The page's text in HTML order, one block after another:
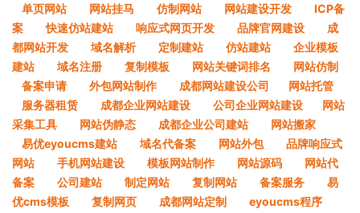
单页网站
网站挂马 仿制网站 网站建设开发
ICP备
案
快速仿站建站 响应式网页开发 品牌官网建设
成
都网站开发
域名解析 定制建站 仿站建站
企业模板
建站
域名注册 复制模板 网站关键词排名
网站仿制
备案申请
外包网站制作 成都网站建设公司​
网站托管
服务器租赁
成都企业网站建设 公司企业网站建设​
网站
采集工具
网站伪静态 成都企业公司建站
网站搬家
易优eyoucms建站
域名代备案 网站外包
品牌响应式
网站
手机网站建设 模板网站制作 网站源码
网站代
备案
公司建站 制定网站 复制网站 备案服务
易
优cms模板
复制网页 成都网站定制
eyoucms程序